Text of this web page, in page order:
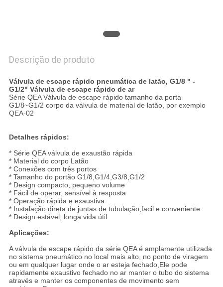
Descrição de produto
Válvula de escape rápido pneumática de latão, G1/8 " -
G1/2" Válvula de escape rápido de ar
Série QEA Válvula de escape rápido tamanho da porta
G1/8~G1/2 corpo da válvula de material de latão, por exemplo
QEA-02
Detalhes rápidos:
* Série QEA válvula de exaustão rápida
* Material do corpo Latão
* Conexões com três portos
* Tamanho do portão G1/8,G1/4,G3/8,G1/2
* Design compacto, pequeno volume
* Fácil de operar, sensível à resposta
* Operação rápida e exaustiva
* Instalação direta de juntas de tubulação,facil e conveniente
* Design estável, longa vida útil
Aplicações:
A válvula de escape rápido da série QEA é amplamente utilizada
no sistema pneumático no local mais alto, no ponto de viragem
ou em qualquer lugar onde o ar esteja fechado,Ele pode
rapidamente exaustivo fechado no ar manter o tubo do sistema
através e manter os componentes de movimento sem